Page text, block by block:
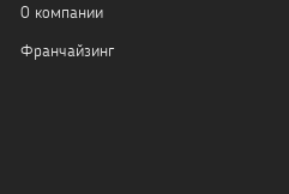
О компании
Франчайзинг